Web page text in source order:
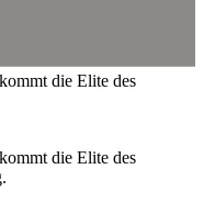
die Elite des
die Elite des